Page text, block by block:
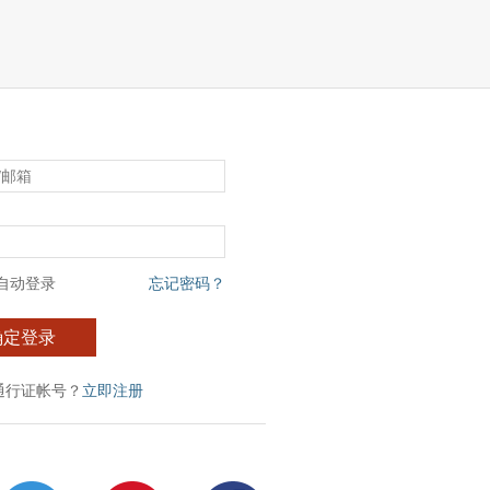
动登录 忘记密码？
定登录
行证帐号？ 立即注册